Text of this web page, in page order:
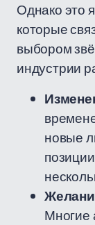
Однако это
которые
выбором
индустрии
новые
Многие